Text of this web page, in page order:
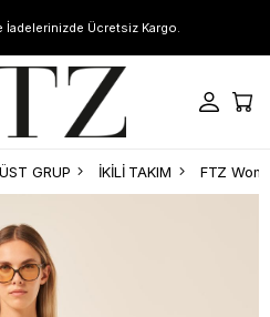
İadelerinizde Ücretsiz Kargo.
ÜST GRUP İKİLİ TAKIM FTZ